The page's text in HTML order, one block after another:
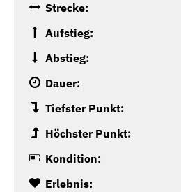
Strecke:
Aufstieg:
Abstieg:
Dauer:
Tiefster Punkt:
Höchster Punkt:
Kondition:
Erlebnis: